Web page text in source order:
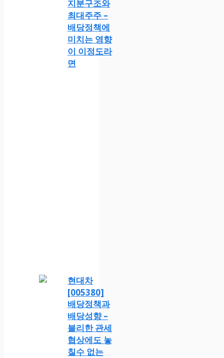
지분구조와
최대주주 –
배당정책에
미치는 영향
이 이정도라
면
현대차
[005380]
배당정책과
배당성향 –
불리한 관세
협상에도 놓
칠수 없는